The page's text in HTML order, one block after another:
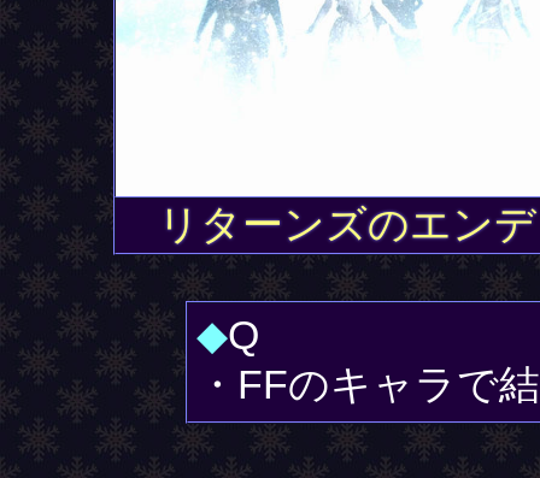
リターンズのエン
◆Q
・FFのキャラで